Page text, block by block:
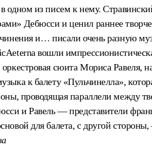
одном из писем к нему.
Дебюсси и ценил раннее
и… писали очень разную
вошли
сюита Мориса Равеля,
к балету «Пульчинелла»,
проводящая параллели между
и Равель — представители
для балета, с другой